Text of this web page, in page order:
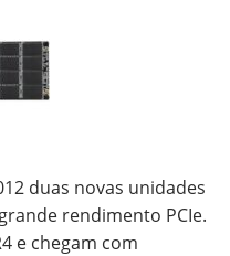
duas novas unidades
rendimento PCIe.
e chegam com